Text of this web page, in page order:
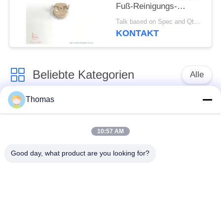
Fuß-Reinigungs-
Becken
Talk based on Spec and Qty. MOQ:1000pcs, aber auch Stützprobelauf Menge.
KONTAKT
Beliebte Kategorien Alle
Zurücksetzens
Thomas
10:57 AM
Good day, what product are you looking for?